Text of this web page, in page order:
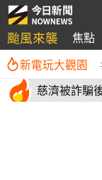
颱風來襲 焦點
新電玩大觀園
慈濟被詐騙